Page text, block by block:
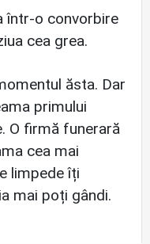
într-o convorbire
cea grea.
ăsta. Dar
primului
O firmă funerară
cea mai
limpede îți
mai poți gândi.